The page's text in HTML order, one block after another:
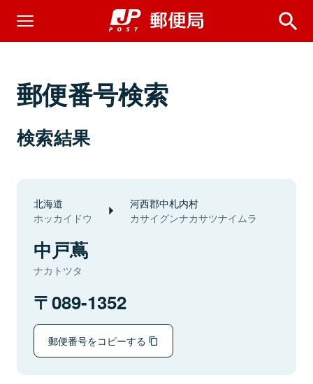
郵便番号検索
検索結果
北海道
ホッカイドウ
河西郡中札内村
カサイグンナカサツナイムラ
中戸蔦
ナカトツタ
089-1352
郵便番号をコピーする